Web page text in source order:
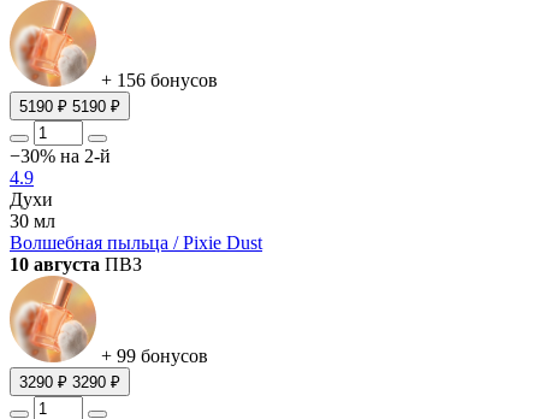
+ 156 бонусов
5190 ₽ 5190 ₽
−30% на 2-й
4.9
Духи
30 мл
Волшебная пыльца / Pixie Dust
10 августа ПВЗ
+ 99 бонусов
3290 ₽ 3290 ₽